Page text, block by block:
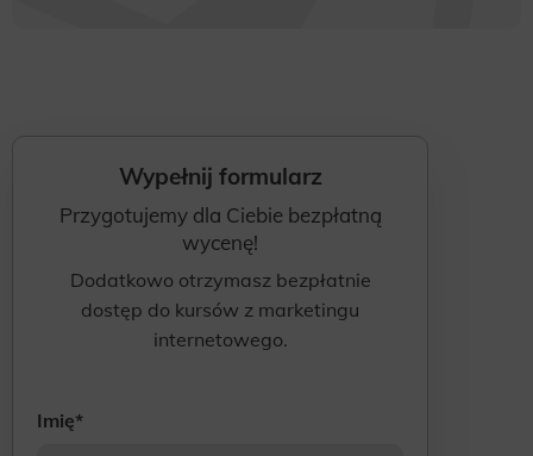
Wypełnij formularz
Przygotujemy dla Ciebie bezpłatną
wycenę!
Dodatkowo otrzymasz bezpłatnie
dostęp do kursów z marketingu
internetowego.
Imię*